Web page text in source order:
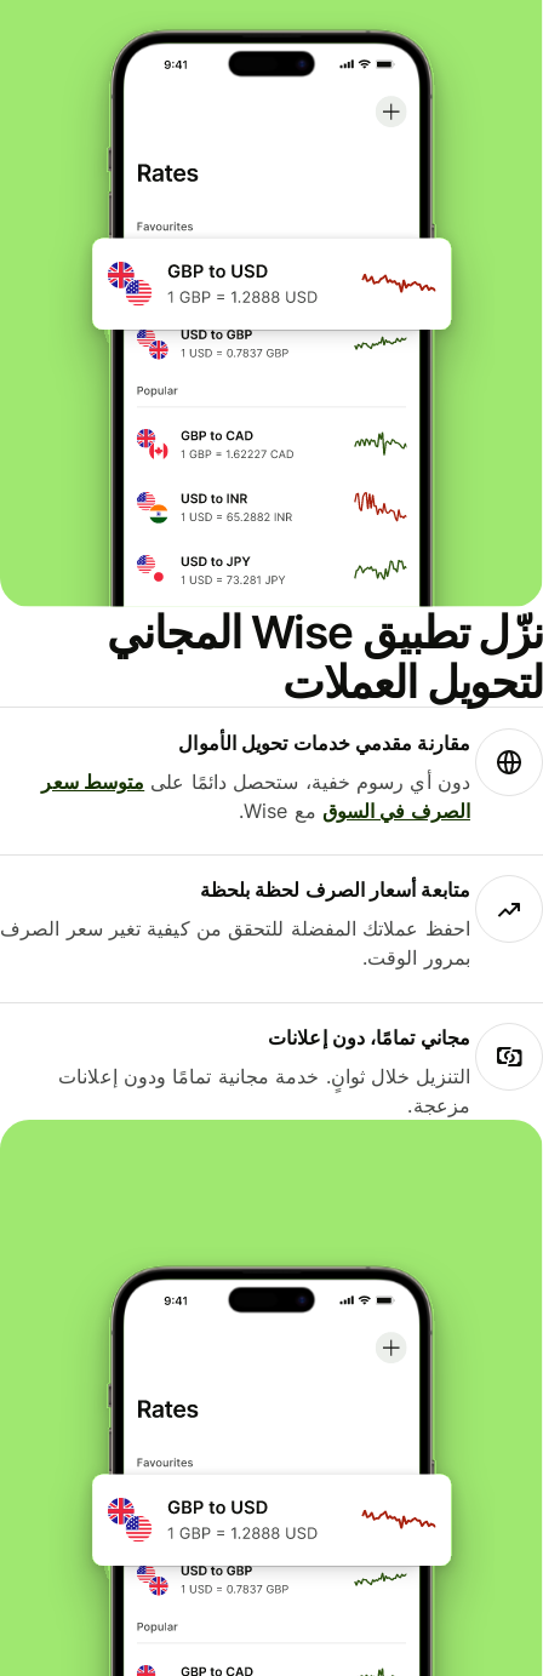
نزّل تطبيق Wise المجاني
العملات
مقارنة مقدمي خدمات تحويل الأموال
دون أي رسوم خفية، ستحصل دائمًا علىمتوسط ​​سعر
الصرف في السوقمع Wise.
متابعة أسعار الصرف لحظة بلحظة
احفظ عملاتك المفضلة للتحقق من كيفية تغير سعر الصرف
بمرور الوقت.
مجاني تمامًا، دون إعلانات
التنزيل خلال ثوانٍ. خدمة مجانية تمامًا ودون إعلانات
مزعجة.